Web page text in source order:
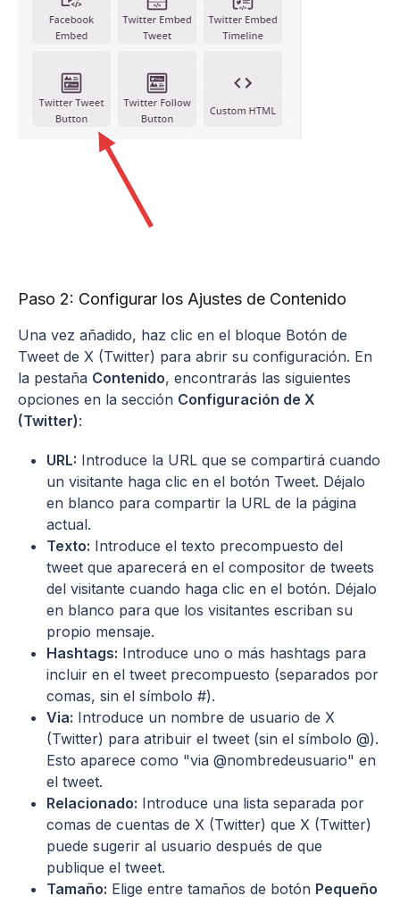
Paso 2: Configurar los Ajustes de Contenido
Una vez añadido, haz clic en el bloque Botón de
Tweet de X (Twitter) para abrir su configuración. En
la pestaña Contenido, encontrarás las siguientes
opciones en la sección Configuración de X
(Twitter):
URL: Introduce la URL que se compartirá cuando
un visitante haga clic en el botón Tweet. Déjalo
en blanco para compartir la URL de la página
actual.
Texto: Introduce el texto precompuesto del
tweet que aparecerá en el compositor de tweets
del visitante cuando haga clic en el botón. Déjalo
en blanco para que los visitantes escriban su
propio mensaje.
Hashtags: Introduce uno o más hashtags para
incluir en el tweet precompuesto (separados por
comas, sin el símbolo #).
Via: Introduce un nombre de usuario de X
(Twitter) para atribuir el tweet (sin el símbolo @).
Esto aparece como "via @nombredeusuario" en
el tweet.
Relacionado: Introduce una lista separada por
comas de cuentas de X (Twitter) que X (Twitter)
puede sugerir al usuario después de que
publique el tweet.
Tamaño: Elige entre tamaños de botón Pequeño